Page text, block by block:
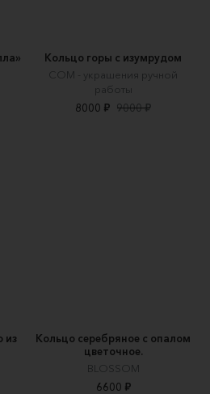
Кольцо горы с изумрудом
СОМ - украшения ручной
работы
8000 ₽ 9000 ₽
из
Кольцо серебряное с опалом
цветочное.
BLOSSOM
6600 ₽